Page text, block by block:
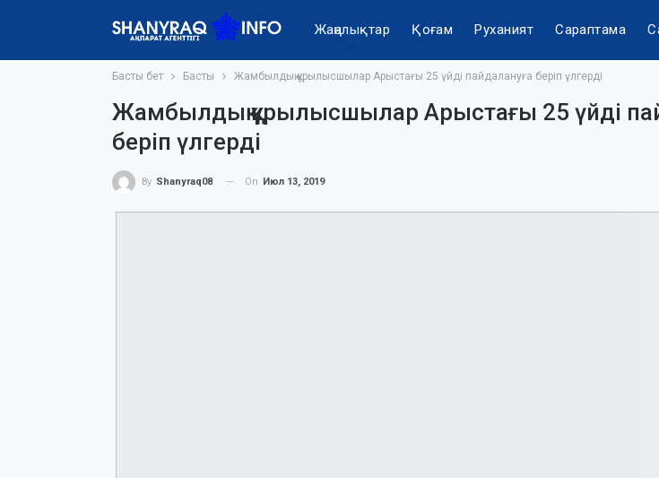
Жаңалықтар Қоғам Руханият Сараптама
Басты бет Басты Жамбылдық құрылысшылар Арыстағы 25 үйді пайдалануға беріп үлгерді
Жамбылдық құрылысшылар Арыстағы 25 үйді
беріп үлгерді
By Shanyraq08 On Июл 13, 2019